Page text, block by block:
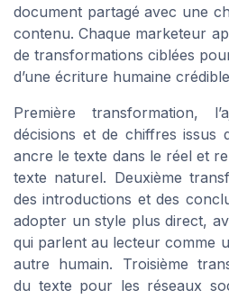
document partagé avec une
contenu. Chaque marketeur
de transformations ciblées
d’une écriture humaine
Première transformation,
décisions et de chiffres issus
ancre le texte dans le réel et
texte naturel. Deuxième
des introductions et des
adopter un style plus direct,
qui parlent au lecteur comme
autre humain. Troisième
du texte pour les réseaux